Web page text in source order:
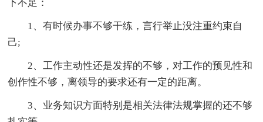
下不足：
1、有时候办事不够干练，言行举止没注重约束自
己;
2、工作主动性还是发挥的不够，对工作的预见性和
创作性不够，离领导的要求还有一定的距离。
3、业务知识方面特别是相关法律法规掌握的还不够